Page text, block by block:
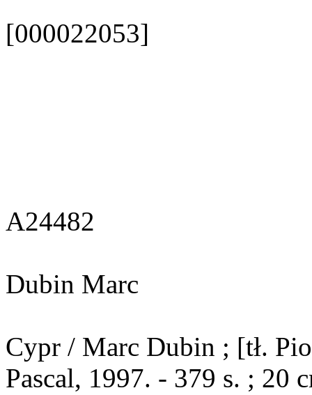
[000022053]
A24482
Dubin Marc
Cypr / Marc Dubin ; [tł.
Pascal, 1997. - 379 s. ; 20